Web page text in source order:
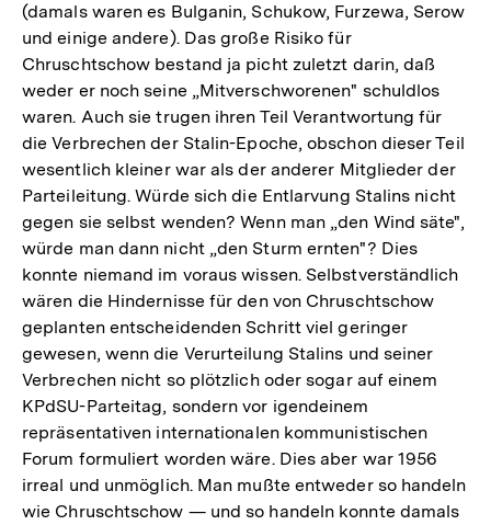
(damals waren es Bulganin, Schukow, Furzewa, Serow
und einige andere). Das große Risiko für
Chruschtschow bestand ja picht zuletzt darin, daß
weder er noch seine „Mitverschworenen" schuldlos
waren. Auch sie trugen ihren Teil Verantwortung für
die Verbrechen der Stalin-Epoche, obschon dieser Teil
wesentlich kleiner war als der anderer Mitglieder der
Parteileitung. Würde sich die Entlarvung Stalins nicht
gegen sie selbst wenden? Wenn man „den Wind säte",
würde man dann nicht „den Sturm ernten"? Dies
konnte niemand im voraus wissen. Selbstverständlich
wären die Hindernisse für den von Chruschtschow
geplanten entscheidenden Schritt viel geringer
gewesen, wenn die Verurteilung Stalins und seiner
Verbrechen nicht so plötzlich oder sogar auf einem
KPdSU-Parteitag, sondern vor igendeinem
repräsentativen internationalen kommunistischen
Forum formuliert worden wäre. Dies aber war 1956
irreal und unmöglich. Man mußte entweder so handeln
wie Chruschtschow — und so handeln konnte damals